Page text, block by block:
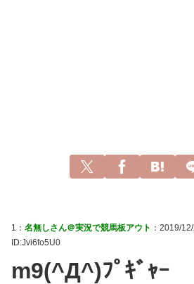
1： 名無しさん＠実況で競馬板アウト ：2019/
ID:Jvi6fo5U0
m9(^Д^)ﾌﾟｷﾞｬｰ